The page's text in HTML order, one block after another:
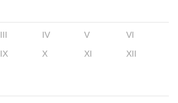
III IV V
VI
IX X XI XII